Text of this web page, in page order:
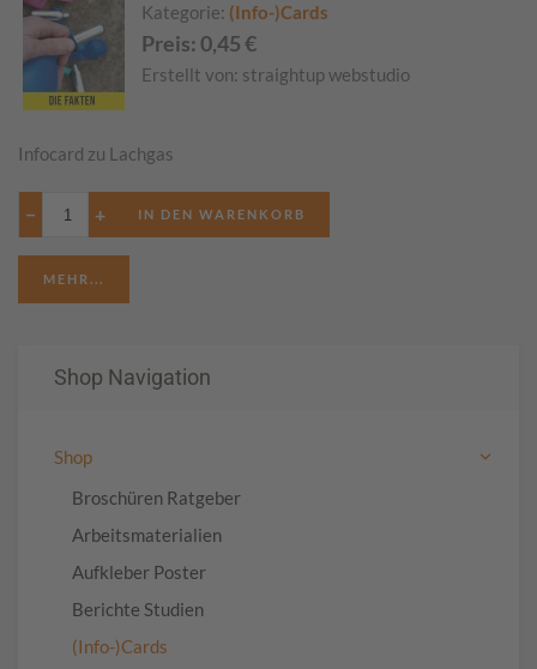
Kategorie: (Info-)Cards
Preis: 0,45€
Erstellt von: straightup webstudio
Infocard zu Lachgas
− +
MEHR...
Shop Navigation
Shop
Broschüren Ratgeber
Arbeitsmaterialien
Aufkleber Poster
Berichte Studien
(Info-)Cards